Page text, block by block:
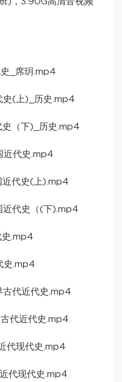
_席玥.mp4
史(上)_历史.mp4
（下)_历史.mp4
近代史.mp4
代史(上).mp4
代史（(下).mp4
史.mp4
史.mp4
代近代史.mp4
代近代史.mp4
代现代史.mp4
代现代史.mp4